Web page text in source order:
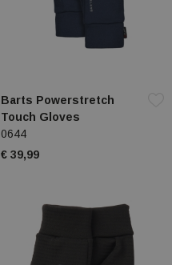
Barts Powerstretch
Touch Gloves
0644
€ 39,99